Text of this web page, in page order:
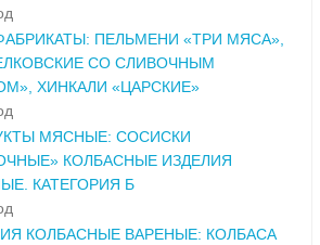
ПЕЛЬМЕНИ «ТРИ МЯСА»,
СО СЛИВОЧНЫМ
ХИНКАЛИ «ЦАРСКИЕ»
МЯСНЫЕ: СОСИСКИ
КОЛБАСНЫЕ ИЗДЕЛИЯ
КАТЕГОРИЯ Б
КОЛБАСНЫЕ ВАРЕНЫЕ: КОЛБАСА